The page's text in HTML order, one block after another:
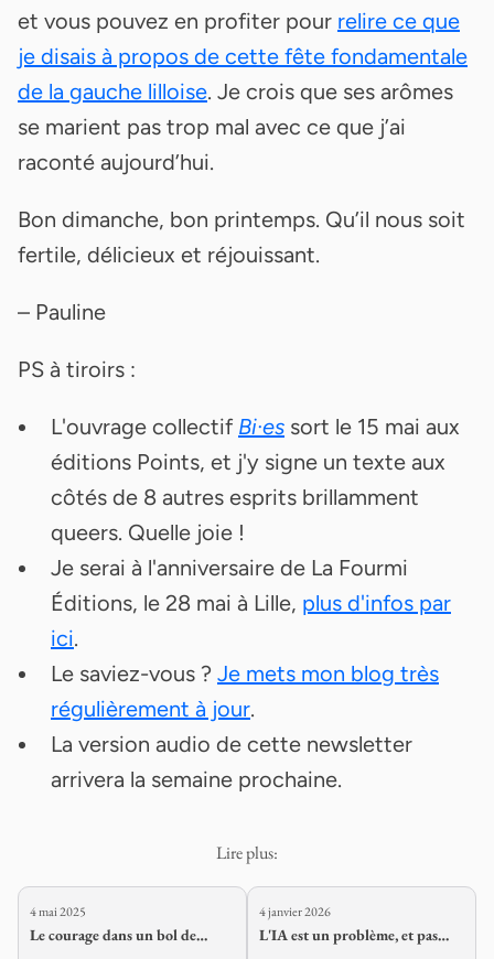
et vous pouvez en profiter pour relire ce que
je disais à propos de cette fête fondamentale
de la gauche lilloise. Je crois que ses arômes
se marient pas trop mal avec ce que j’ai
raconté aujourd’hui.
Bon dimanche, bon printemps. Qu’il nous soit
fertile, délicieux et réjouissant.
– Pauline
PS à tiroirs :
L'ouvrage collectif Bi·es sort le 15 mai aux
éditions Points, et j'y signe un texte aux
côtés de 8 autres esprits brillamment
queers. Quelle joie !
Je serai à l'anniversaire de La Fourmi
Éditions, le 28 mai à Lille, plus d'infos par
ici.
Le saviez-vous ? Je mets mon blog très
régulièrement à jour.
La version audio de cette newsletter
arrivera la semaine prochaine.
Lire plus:
4 mai 2025
Le courage dans un bol de
4 janvier 2026
L'IA est un problème, et pas